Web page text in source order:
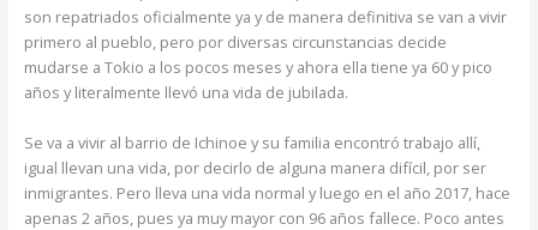
son repatriados oficialmente ya y de manera definitiva se van a vivir
primero al pueblo, pero por diversas circunstancias decide
mudarse a Tokio a los pocos meses y ahora ella tiene ya 60 y pico
años y literalmente llevó una vida de jubilada.
Se va a vivir al barrio de Ichinoe y su familia encontró trabajo allí,
igual llevan una vida, por decirlo de alguna manera difícil, por ser
inmigrantes. Pero lleva una vida normal y luego en el año 2017, hace
apenas 2 años, pues ya muy mayor con 96 años fallece. Poco antes